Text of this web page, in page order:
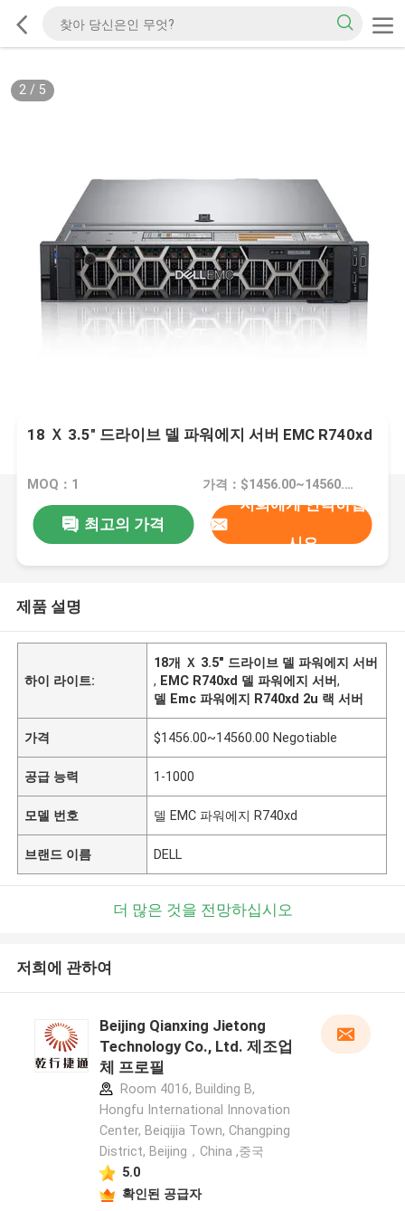
2/ 5
18 Ｘ 3.5″ 드라이브 델 파워에지 서버 EMC R740xd
MOQ：1 가격：$1456.00~14560.00 Negotiable
최고의 가격
저희에게 연락하십
시오
제품 설명
하이 라이트:
18개 Ｘ 3.5″ 드라이브 델 파워에지 서버
, EMC R740xd 델 파워에지 서버,
델 Emc 파워에지 R740xd 2u 랙 서버
가격 $1456.00~14560.00 Negotiable
공급 능력 1-1000
모델 번호 델 EMC 파워에지 R740xd
브랜드 이름 DELL
더 많은 것을 전망하십시오
저희에 관하여
Beijing Qianxing Jietong
Technology Co., Ltd. 제조업
체 프로필
Room 4016, Building B,
Hongfu International Innovation
Center, Beiqijia Town, Changping
District, Beijing，China ,중국
5.0
확인된 공급자